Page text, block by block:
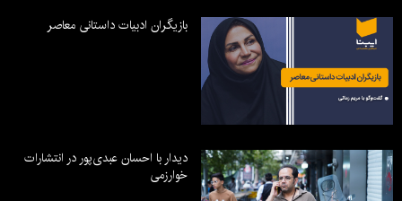
بازیگران ادبیات داستانی معاصر
دیدار با احسان عبدی‌پور در انتشارات
خوارزمی